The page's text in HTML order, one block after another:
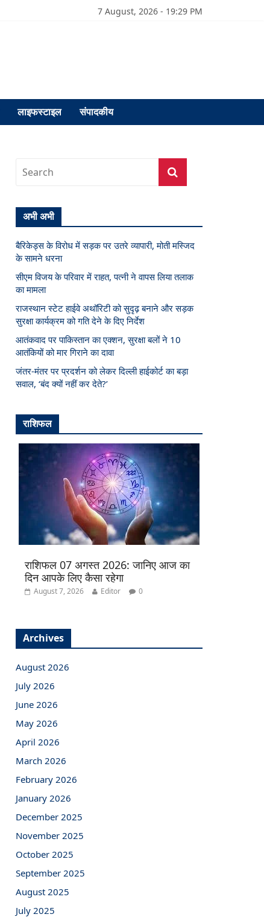
7 August, 2026 - 19:29 PM
लाइफस्टाइल संपादकीय
अभी अभी
बैरिकेड्स के विरोध में सड़क पर उतरे व्यापारी, मोती मस्जिद
के सामने धरना
सीएम विजय के परिवार में राहत, पत्नी ने वापस लिया तलाक
का मामला
राजस्थान स्टेट हाईवे अथॉरिटी को सुदृढ़ बनाने और सड़क
सुरक्षा कार्यक्रम को गति देने के दिए निर्देश
आतंकवाद पर पाकिस्तान का एक्शन, सुरक्षा बलों ने 10
आतंकियों को मार गिराने का दावा
जंतर-मंतर पर प्रदर्शन को लेकर दिल्ली हाईकोर्ट का बड़ा
सवाल, ‘बंद क्यों नहीं कर देते?’
राशिफल
राशिफल 07 अगस्त 2026: जानिए आज का
दिन आपके लिए कैसा रहेगा
August 7, 2026 Editor 0
Archives
August 2026
July 2026
June 2026
May 2026
April 2026
March 2026
February 2026
January 2026
December 2025
November 2025
October 2025
September 2025
August 2025
July 2025